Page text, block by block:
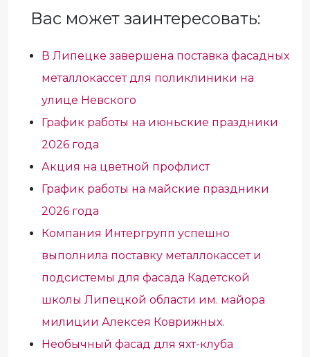
Вас может заинтересовать:
В Липецке завершена поставка фасадных
металлокассет для поликлиники на
улице Невского
График работы на июньские праздники
2026 года
Акция на цветной профлист
График работы на майские праздники
2026 года
Компания Интергрупп успешно
выполнила поставку металлокассет и
подсистемы для фасада Кадетской
школы Липецкой области им. майора
милиции Алексея Коврижных.
Необычный фасад для яхт-клуба